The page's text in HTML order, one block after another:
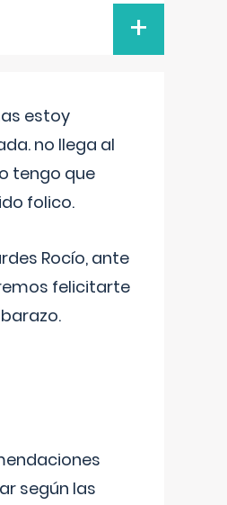
+
estoy
no llega al
tengo que
folico.
Rocío, ante
felicitarte
según las